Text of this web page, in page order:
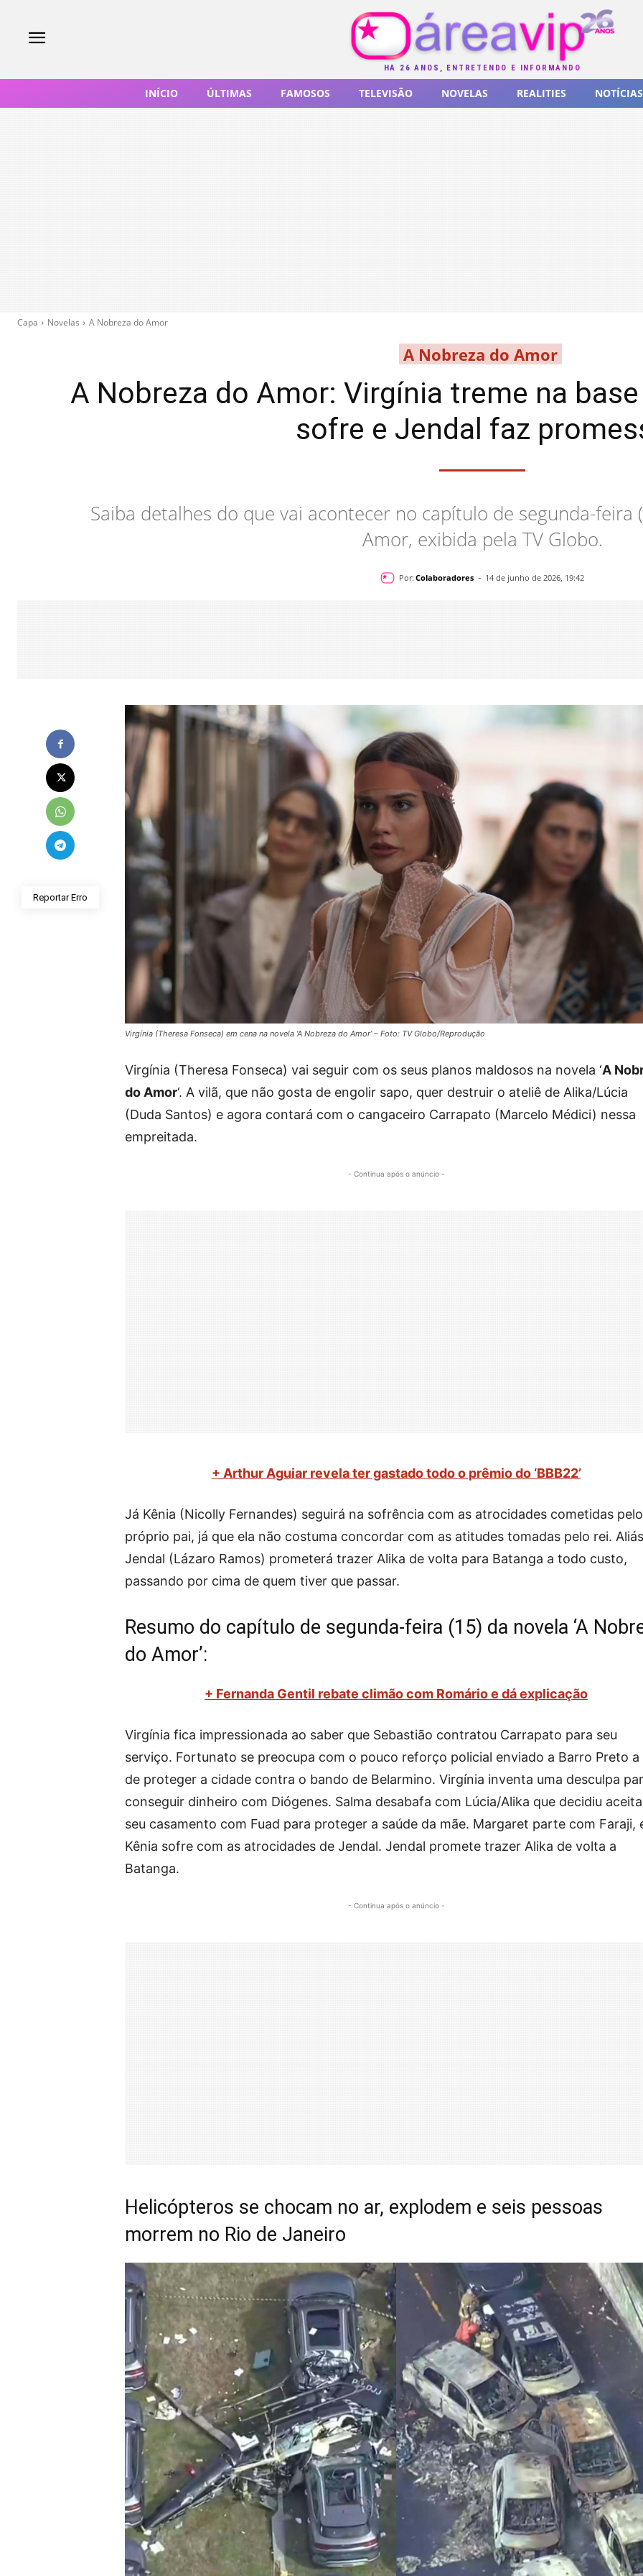
HÁ 26 ANOS, ENTRETENDO E INFORMANDO
INÍCIO ÚLTIMAS FAMOSOS TELEVISÃO NOVELAS REALITIES NOTÍCIAS
Capa Novelas A Nobreza do Amor
A Nobreza do Amor
A Nobreza do Amor: Virgínia treme na
sofre e Jendal faz
Saiba detalhes do que vai acontecer no capítulo de segunda-feira
Amor, exibida pela TV Globo.
Por: Colaboradores - 14 de junho de 2026, 19:42
Reportar Erro
Virgínia (Theresa Fonseca) em cena na novela ‘A Nobreza do Amor’ – Foto: TV Globo/Reprodução
Virgínia (Theresa Fonseca) vai seguir com os seus planos maldosos na novela ‘A
do Amor‘. A vilã, que não gosta de engolir sapo, quer destruir o ateliê de Alika/Lúcia
(Duda Santos) e agora contará com o cangaceiro Carrapato (Marcelo Médici) nessa
empreitada.
- Continua após o anúncio -
+ Arthur Aguiar revela ter gastado todo o prêmio do ‘BBB22’
Já Kênia (Nicolly Fernandes) seguirá na sofrência com as atrocidades cometidas pelo
próprio pai, já que ela não costuma concordar com as atitudes tomadas pelo rei.
Jendal (Lázaro Ramos) prometerá trazer Alika de volta para Batanga a todo custo,
passando por cima de quem tiver que passar.
Resumo do capítulo de segunda-feira (15) da novela ‘A
do Amor’:
+ Fernanda Gentil rebate climão com Romário e dá explicação
Virgínia fica impressionada ao saber que Sebastião contratou Carrapato para seu
serviço. Fortunato se preocupa com o pouco reforço policial enviado a Barro Preto
de proteger a cidade contra o bando de Belarmino. Virgínia inventa uma desculpa
conseguir dinheiro com Diógenes. Salma desabafa com Lúcia/Alika que decidiu
seu casamento com Fuad para proteger a saúde da mãe. Margaret parte com Faraji,
Kênia sofre com as atrocidades de Jendal. Jendal promete trazer Alika de volta a
Batanga.
- Continua após o anúncio -
Helicópteros se chocam no ar, explodem e seis pessoas
morrem no Rio de Janeiro